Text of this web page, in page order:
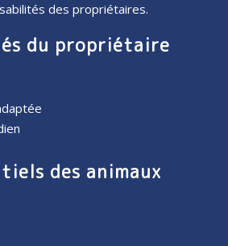
des propriétaires.
du propriétaire
des animaux